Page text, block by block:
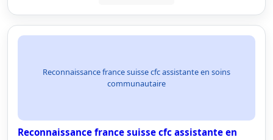
Reconnaissance france suisse cfc assistante en soins
communautaire
Reconnaissance france suisse cfc assistante en